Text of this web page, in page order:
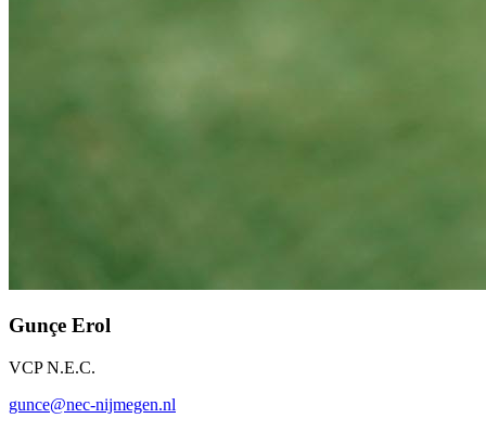
Gunçe Erol
VCP N.E.C.
gunce@nec-nijmegen.nl